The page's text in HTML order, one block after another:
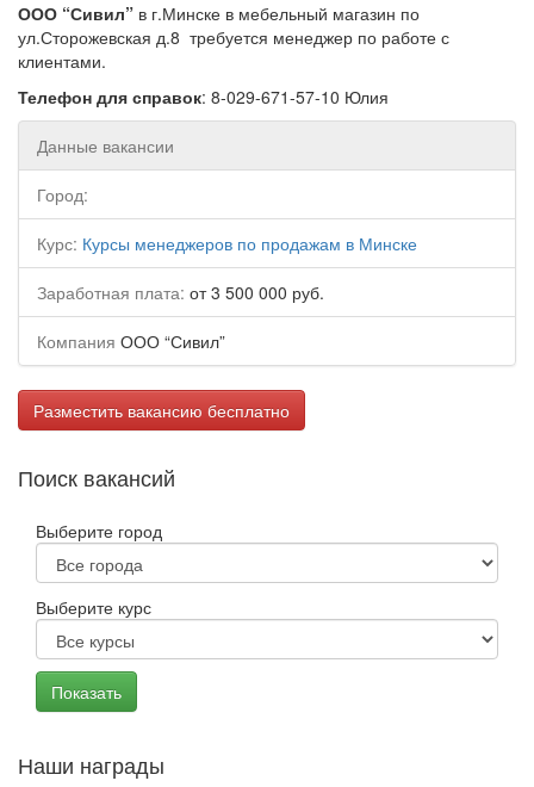
ООО “Сивил” в г.Минске в мебельный магазин по
ул.Сторожевская д.8 требуется менеджер по работе с
клиентами.
Телефон для справок: 8-029-671-57-10 Юлия
Данные вакансии
Город:
Курс: Курсы менеджеров по продажам в Минске
Заработная плата: от 3 500 000 руб.
Компания ООО “Сивил”
Разместить вакансию бесплатно
Поиск вакансий
Выберите город
Выберите курс
Наши награды